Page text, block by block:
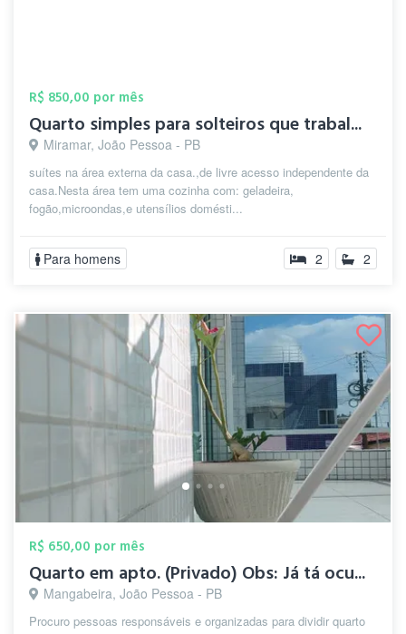
R$ 850,00 por mês
Quarto simples para solteiros que trabal...
Miramar, João Pessoa - PB
suítes na área externa da casa.,de livre acesso independente da
casa.Nesta área tem uma cozinha com: geladeira,
fogão,microondas,e utensílios domésti...
Para homens 2 2
R$ 650,00 por mês
Quarto em apto. (Privado) Obs: Já tá ocu...
Mangabeira, João Pessoa - PB
Procuro pessoas responsáveis e organizadas para dividir quarto